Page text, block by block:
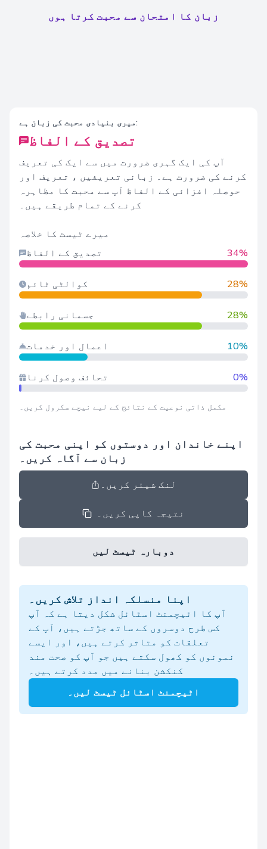
زبان کا امتحان سے محبت کرتا ہوں
میری بنیادی محبت کی زبان ہے:
تصدیق کے الفاظ
آپ کی ایک گہری ضرورت میں سے ایک کی تعریف
کرنے کی ضرورت ہے۔ زبانی تعریفیں ، تعریف اور
حوصلہ افزائی کے الفاظ آپ سے محبت کا مظاہرہ
کرنے کے تمام طریقے ہیں۔
میرے ٹیسٹ کا خلاصہ
تصدیق کے الفاظ
34%
کوالٹی ٹائم 28%
جسمانی رابطے 28%
اعمال اور خدمات 10%
تحائف وصول کرنا 0%
مکمل ذاتی نوعیت کے نتائج کے لیے نیچے سکرول کریں۔
اپنے خاندان اور دوستوں کو اپنی محبت کی
زبان سے آگاہ کریں۔
لنک شیئر کریں۔
نتیجہ کاپی کریں۔
دوبارہ ٹیسٹ لیں
اپنا منسلکہ انداز تلاش کریں۔
آپ کا اٹیچمنٹ اسٹائل شکل دیتا ہے کہ آپ
کس طرح دوسروں کے ساتھ جڑتے ہیں، آپ کے
تعلقات کو متاثر کرتے ہیں، اور ایسے
نمونوں کو کھول سکتے ہیں جو آپ کو صحت مند
کنکشن بنانے میں مدد کرتے ہیں۔
اٹیچمنٹ اسٹائل ٹیسٹ لیں۔